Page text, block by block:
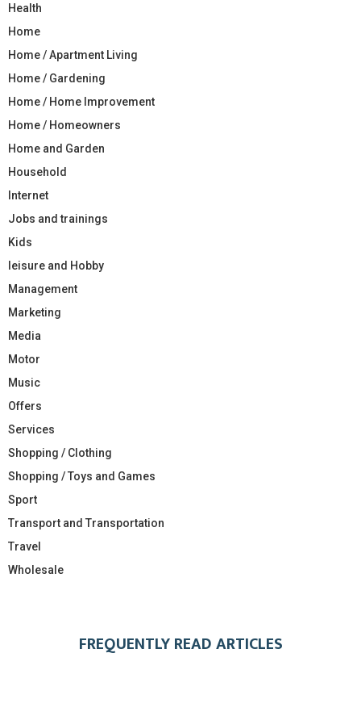
Health
Home
Home / Apartment Living
Home / Gardening
Home / Home Improvement
Home / Homeowners
Home and Garden
Household
Internet
Jobs and trainings
Kids
leisure and Hobby
Management
Marketing
Media
Motor
Music
Offers
Services
Shopping / Clothing
Shopping / Toys and Games
Sport
Transport and Transportation
Travel
Wholesale
FREQUENTLY READ ARTICLES